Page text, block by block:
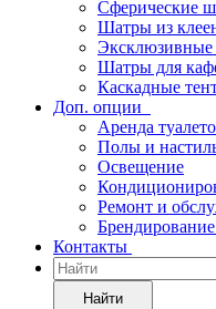
Сферические
Шатры из
Шатры для
Каскадные
Доп. опции
Аренда
Полы и
Освещение
Ремонт и
Контакты
Найти